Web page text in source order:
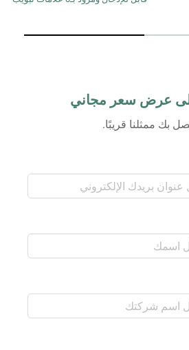
عرض سعر مجاني
بك ممثلنا قريبًا.